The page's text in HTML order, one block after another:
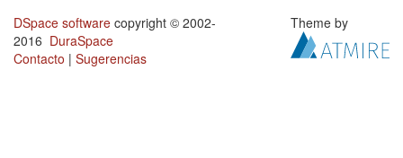
DSpace software copyright © 2002-
2016 DuraSpace
Contacto | Sugerencias
Theme by